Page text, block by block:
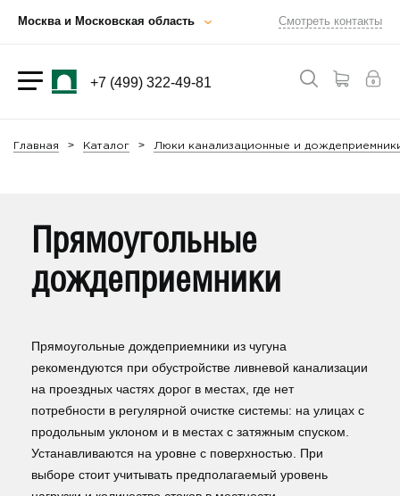
Москва и Московская область Смотреть контакты
+7 (499) 322-49-81
Главная Каталог Люки канализационные и
Прямоугольные
дождеприемники
Прямоугольные дождеприемники из чугуна
рекомендуются при обустройстве ливневой канализации
на проездных частях дорог в местах, где нет
потребности в регулярной очистке системы: на улицах с
продольным уклоном и в местах с затяжным спуском.
Устанавливаются на уровне с поверхностью. При
выборе стоит учитывать предполагаемый уровень